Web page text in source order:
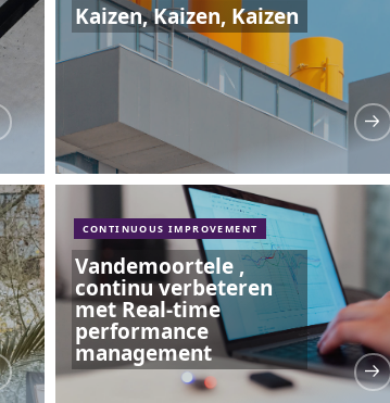
Kaizen, Kaizen, Kaizen
CONTINUOUS IMPROVEMENT
Vandemoortele ,
continu verbeteren
met Real-time
performance
management